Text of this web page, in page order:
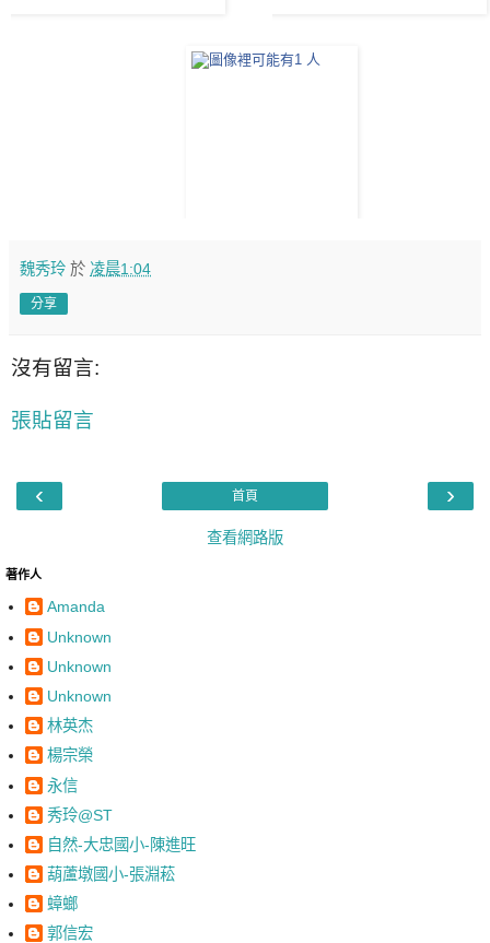
魏秀玲 於 凌晨1:04
分享
沒有留言:
張貼留言
‹ ›
首頁
查看網路版
著作人
Amanda
Unknown
Unknown
Unknown
林英杰
楊宗榮
永信
秀玲@ST
自然-大忠國小-陳進旺
葫蘆墩國小-張淵菘
蟑螂
郭信宏